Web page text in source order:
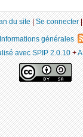
du site|Se connecter
générales
avec SPIP 2.0.10+